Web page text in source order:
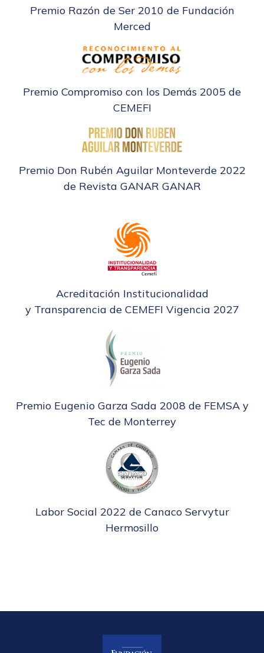
Premio Razón de Ser 2010 de Fundación
Merced
Premio Compromiso con los Demás 2005 de
CEMEFI
Premio Don Rubén Aguilar Monteverde 2022
de Revista GANAR GANAR
Acreditación Institucionalidad
y Transparencia de CEMEFI Vigencia 2027
Premio Eugenio Garza Sada 2008 de FEMSA y
Tec de Monterrey
Labor Social 2022 de Canaco Servytur
Hermosillo